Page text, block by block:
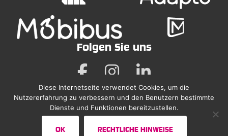
Folgen Sie uns
Rechtliche Hinweise
Diese Internetseite verwendet Cookies, um die
Nutzererfahrung zu verbessern und den Benutzern bestimmte
Dienste und Funktionen bereitzustellen.
OK RECHTLICHE HINWEISE